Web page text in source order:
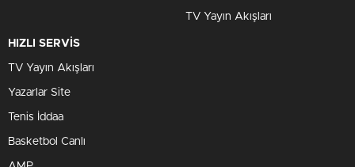
TV Yayın Akışları
HIZLI SERVİS
TV Yayın Akışları
Yazarlar Site
Tenis İddaa
Basketbol Canlı